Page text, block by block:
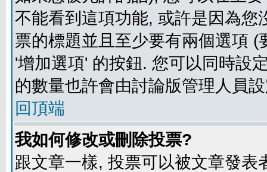
不能看到這項功能, 或許是因為
票的標題並且至少要有兩個選項
'增加選項' 的按鈕. 您可以同時設
的數量也許會由討論版管理人員
回頂端
我如何修改或刪除投票?
跟文章一樣, 投票可以被文章發